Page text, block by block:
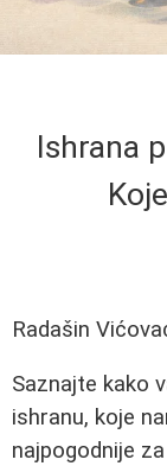
Ishrana
Radašin
Saznajte kako
ishranu, koje
najpogodnije